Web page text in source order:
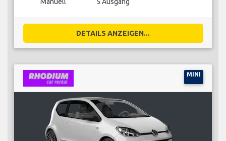
DETAILS ANZEIGEN...
MINI